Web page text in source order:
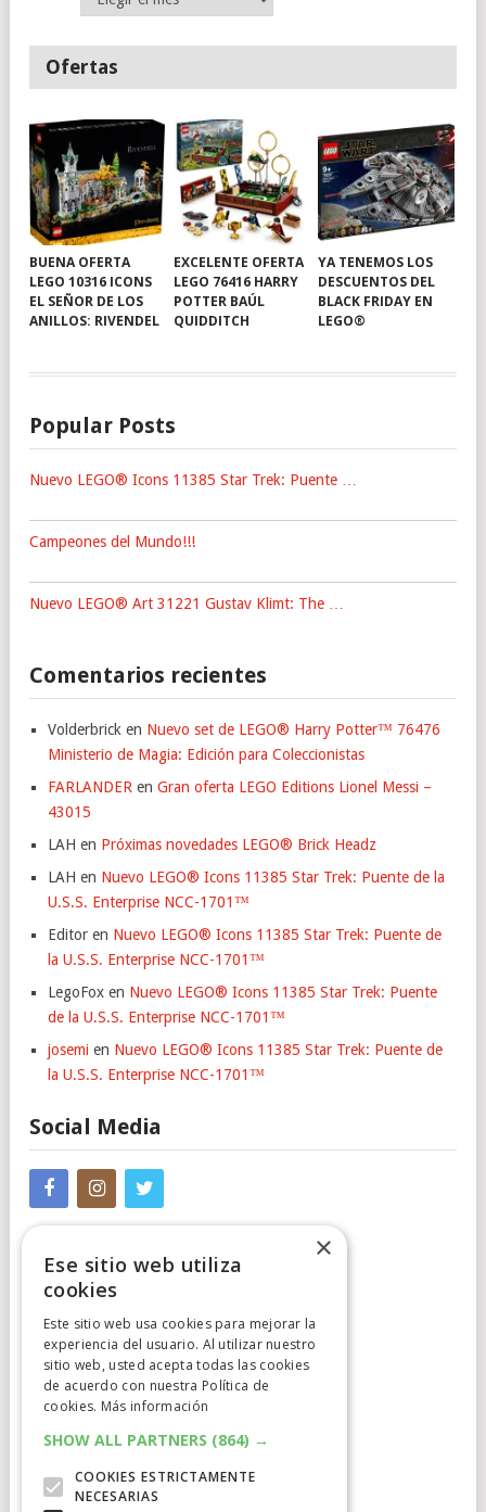
Ofertas
BUENA OFERTA
LEGO 10316 ICONS
EL SEÑOR DE LOS
ANILLOS: RIVENDEL
EXCELENTE OFERTA
LEGO 76416 HARRY
POTTER BAÚL
QUIDDITCH
YA TENEMOS LOS
DESCUENTOS DEL
BLACK FRIDAY EN
LEGO®
Popular Posts
Nuevo LEGO® Icons 11385 Star Trek: Puente …
Campeones del Mundo!!!
Nuevo LEGO® Art 31221 Gustav Klimt: The …
Comentarios recientes
Volderbrick en Nuevo set de LEGO® Harry Potter™ 76476
Ministerio de Magia: Edición para Coleccionistas
FARLANDER en Gran oferta LEGO Editions Lionel Messi –
43015
LAH en Próximas novedades LEGO® Brick Headz
LAH en Nuevo LEGO® Icons 11385 Star Trek: Puente de la
U.S.S. Enterprise NCC-1701™
Editor en Nuevo LEGO® Icons 11385 Star Trek: Puente de
la U.S.S. Enterprise NCC-1701™
LegoFox en Nuevo LEGO® Icons 11385 Star Trek: Puente
de la U.S.S. Enterprise NCC-1701™
josemi en Nuevo LEGO® Icons 11385 Star Trek: Puente de
la U.S.S. Enterprise NCC-1701™
Social Media
Cumplimiento Normativo
Aviso Legal
Política de Privacidad
Política de Cookies
×
Ese sitio web utiliza
cookies
Este sitio web usa cookies para mejorar la
experiencia del usuario. Al utilizar nuestro
sitio web, usted acepta todas las cookies
de acuerdo con nuestra Política de
cookies. Más información
SHOW ALL PARTNERS (864) →
COOKIES ESTRICTAMENTE
NECESARIAS